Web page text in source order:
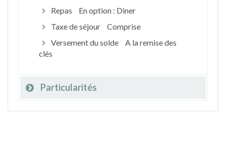
Repas
En option : Diner
Taxe de séjour
Comprise
Versement du solde
A la remise des
clés
Particularités